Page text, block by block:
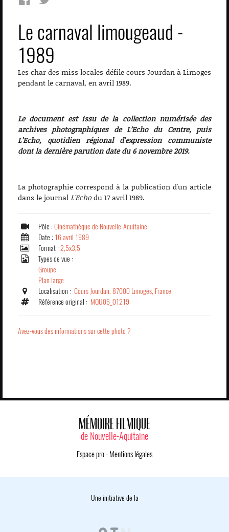
Le carnaval limougeaud -
1989
Les char des miss locales défile cours Jourdan à Limoges
pendant le carnaval, en avril 1989.
Le document est issu de la collection numérisée des
archives photographiques de L’Echo du Centre, puis
L’Echo, quotidien régional d’expression communiste
dont la dernière parution date du 6 novembre 2019.
La photographie correspond à la publication d'un article
dans le journalL'Echodu 17 avril 1989.
Pôle : Cinémathèque de Nouvelle-Aquitaine
Date : 16 avril 1989
Format : 2,5x3,5
Types de vue :
Groupe
Plan large
Localisation : Cours Jourdan, 87000 Limoges, France
Référence original : MOU06_01219
Avez-vous des informations sur cette photo ?
MÉMOIRE FILMIQUE
de Nouvelle-Aquitaine
Espace pro- Mentions légales
Une initiative de la